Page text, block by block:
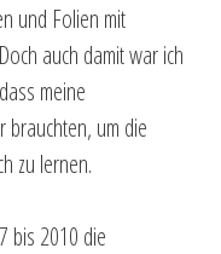
und Folien mit
auch damit war ich
meine
brauchten, um die
zu lernen.
bis 2010 die